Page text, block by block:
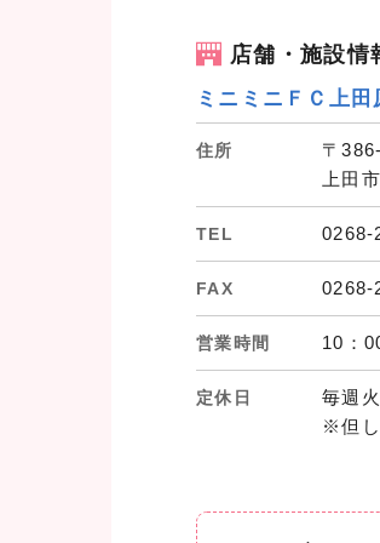
店舗・施設情
ミニミニＦＣ上田
住所
〒
上田
TEL 0268-
FAX 0268-
営業時間 10：
定休日
毎週
※但